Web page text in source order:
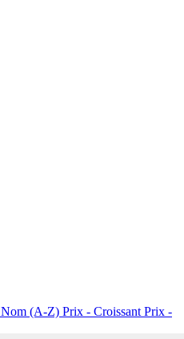
Nom (A-Z) Prix - Croissant Prix -